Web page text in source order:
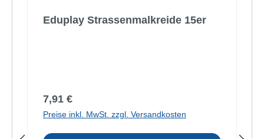
Eduplay Strassenmalkreide 15er
Regulärer Preis:
7,91 €
Preise inkl. MwSt. zzgl. Versandkosten